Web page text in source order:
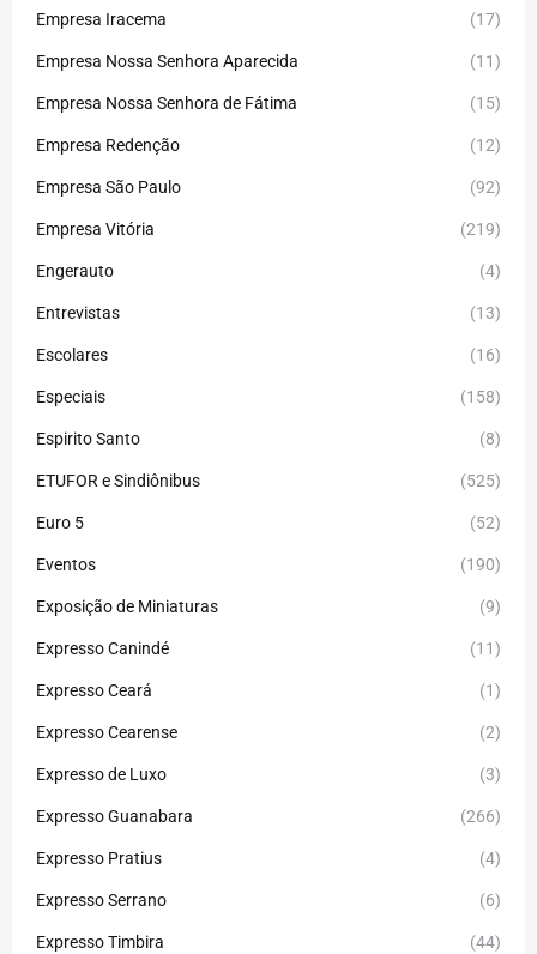
Empresa Iracema (17)
Empresa Nossa Senhora Aparecida (11)
Empresa Nossa Senhora de Fátima (15)
Empresa Redenção (12)
Empresa São Paulo (92)
Empresa Vitória (219)
Engerauto (4)
Entrevistas (13)
Escolares (16)
Especiais (158)
Espirito Santo (8)
ETUFOR e Sindiônibus (525)
Euro 5 (52)
Eventos (190)
Exposição de Miniaturas (9)
Expresso Canindé (11)
Expresso Ceará (1)
Expresso Cearense (2)
Expresso de Luxo (3)
Expresso Guanabara (266)
Expresso Pratius (4)
Expresso Serrano (6)
Expresso Timbira (44)